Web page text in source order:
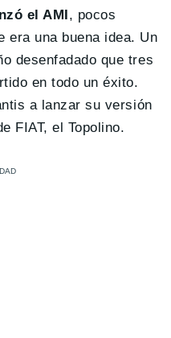
el AMI, pocos
era una buena idea. Un
desenfadado que tres
en todo un éxito.
a lanzar su versión
FIAT, el Topolino.